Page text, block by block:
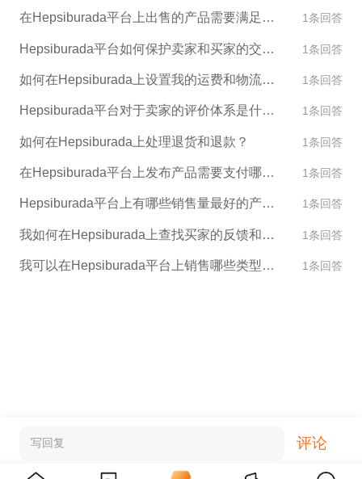
在Hepsiburada平台上出售的产品需要满足哪些标准？ 1条回答
Hepsiburada平台如何保护卖家和买家的交易安全？ 1条回答
如何在Hepsiburada上设置我的运费和物流选项？ 1条回答
Hepsiburada平台对于卖家的评价体系是什么样的？ 1条回答
如何在Hepsiburada上处理退货和退款？ 1条回答
在Hepsiburada平台上发布产品需要支付哪些费用？ 1条回答
Hepsiburada平台上有哪些销售量最好的产品类别？ 1条回答
我如何在Hepsiburada上查找买家的反馈和评论？ 1条回答
我可以在Hepsiburada平台上销售哪些类型的产品？ 1条回答
写回复 评论